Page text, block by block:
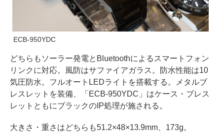
ECB-950YDC
どちらもソーラー発電とBluetoothによるスマートフォン
リンクに対応。風防はサファイアガラス。防水性能は10
気圧防水。フルオートLEDライトを搭載する。メタルブ
レスレットを装備、「ECB-950YDC」はケース・ブレス
レットともにブラックのIP処理が施される。
大きさ・重さはどちらも51.2×48×13.9mm、173g。